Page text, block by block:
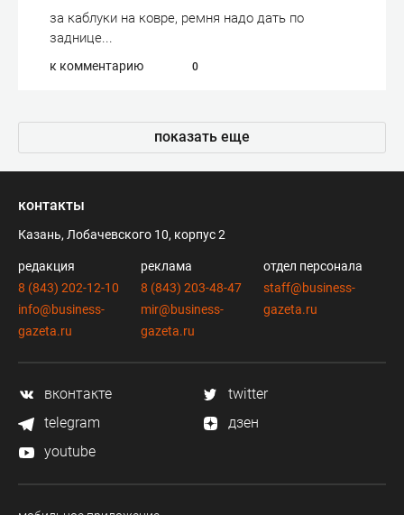
за каблуки на ковре, ремня надо дать по
заднице...
к комментарию 0
показать еще
контакты
Казань, Лобачевского 10, корпус 2
редакция
8 (843) 202-12-10
info@business-
gazeta.ru
реклама
8 (843) 203-48-47
mir@business-
gazeta.ru
отдел персонала
staff@business-
gazeta.ru
вконтакте
twitter
telegram
дзен
youtube